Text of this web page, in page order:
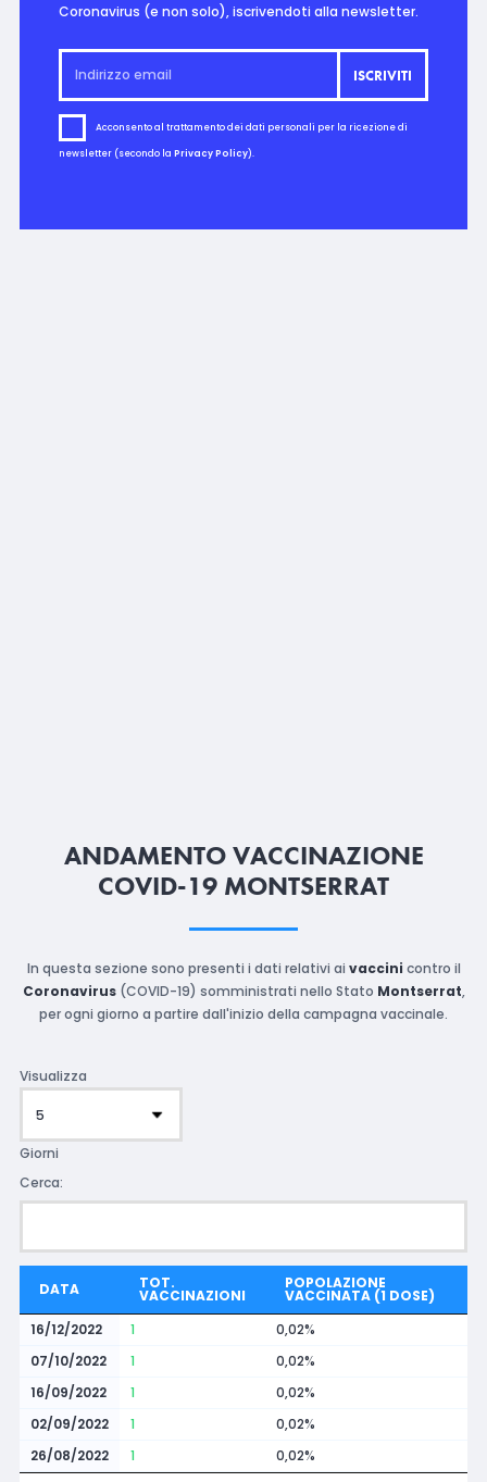
Coronavirus (e non solo), iscrivendoti alla newsletter.
Acconsento al trattamento dei dati personali per la ricezione di
newsletter (secondo la Privacy Policy).
ANDAMENTO VACCINAZIONE
COVID-19 MONTSERRAT
In questa sezione sono presenti i dati relativi ai vaccini contro il
Coronavirus(COVID-19) somministrati nello Stato Montserrat,
per ogni giorno a partire dall'inizio della campagna vaccinale.
Visualizza
Giorni
Cerca:
DATA TOT.
VACCINAZIONI
POPOLAZIONE
VACCINATA (1 DOSE)
16/12/2022
1
0,02%
07/10/2022
1
0,02%
16/09/2022
1
0,02%
02/09/2022
1
0,02%
26/08/2022
1
0,02%